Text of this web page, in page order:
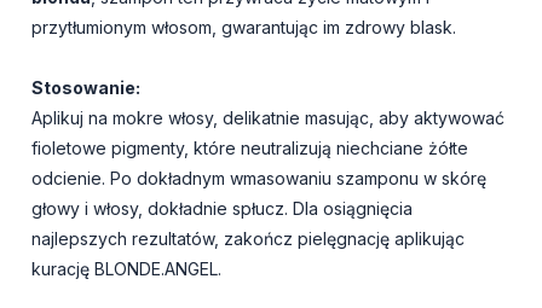
przytłumionym włosom, gwarantując im zdrowy blask.
Stosowanie:
Aplikuj na mokre włosy, delikatnie masując, aby aktywować
fioletowe pigmenty, które neutralizują niechciane żółte
odcienie. Po dokładnym wmasowaniu szamponu w skórę
głowy i włosy, dokładnie spłucz. Dla osiągnięcia
najlepszych rezultatów, zakończ pielęgnację aplikując
kurację BLONDE.ANGEL.